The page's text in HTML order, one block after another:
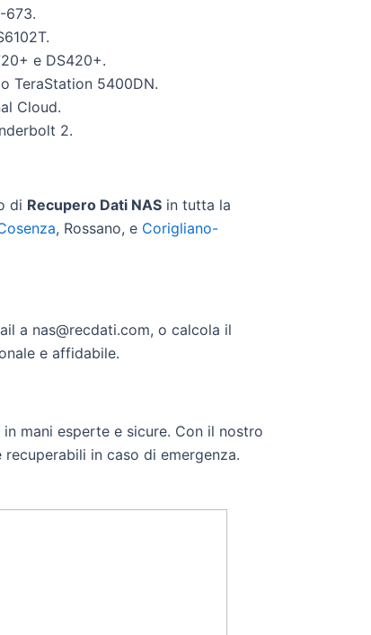
673.
e DS420+.
TeraStation 5400DN.
Cloud.
2.
di Recupero Dati NAS in tutta la
, Rossano, e Corigliano-
a nas@recdati.com, o calcola il
e affidabile.
mani esperte e sicure. Con il nostro
in caso di emergenza.